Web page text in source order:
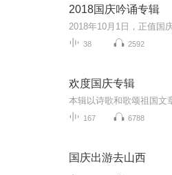
2018国庆吟诵专辑
38 2592
欢度国庆专辑
167 6788
国庆出游去山西